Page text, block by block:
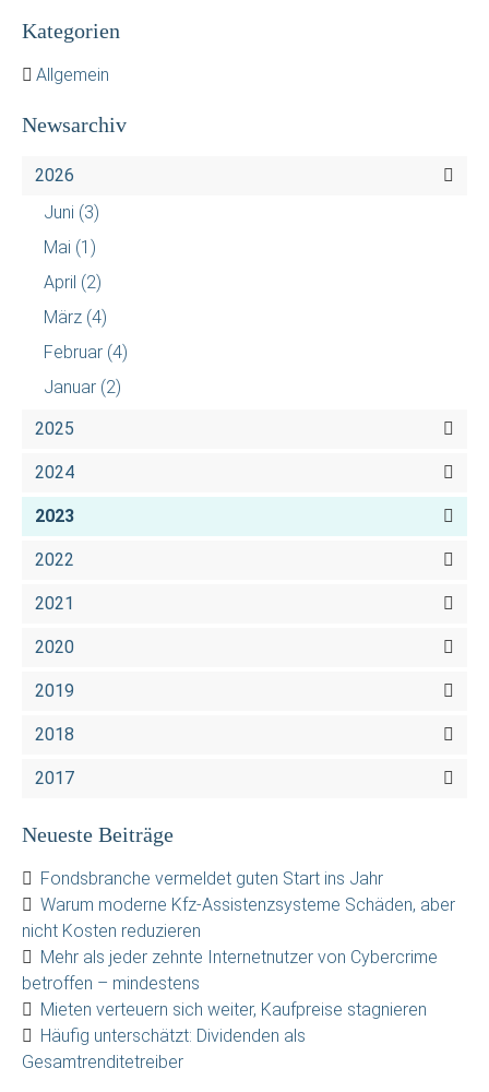
Kategorien
Allgemein
Newsarchiv
2026
Juni (3)
Mai (1)
April (2)
März (4)
Februar (4)
Januar (2)
2025
2024
2023
2022
2021
2020
2019
2018
2017
Neueste Beiträge
Fondsbranche vermeldet guten Start ins Jahr
Warum moderne Kfz-Assistenzsysteme Schäden, aber
nicht Kosten reduzieren
Mehr als jeder zehnte Internetnutzer von Cybercrime
betroffen – mindestens
Mieten verteuern sich weiter, Kaufpreise stagnieren
Häufig unterschätzt: Dividenden als
Gesamtrenditetreiber